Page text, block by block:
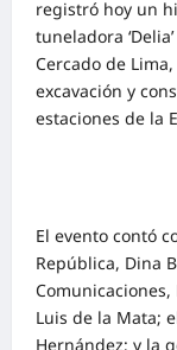
registró hoy un
tuneladora
Cercado de
excavación y
estaciones de la
El evento contó
República, Dina
Comunicaciones,
Luis de la Mata;
Hernández; y la